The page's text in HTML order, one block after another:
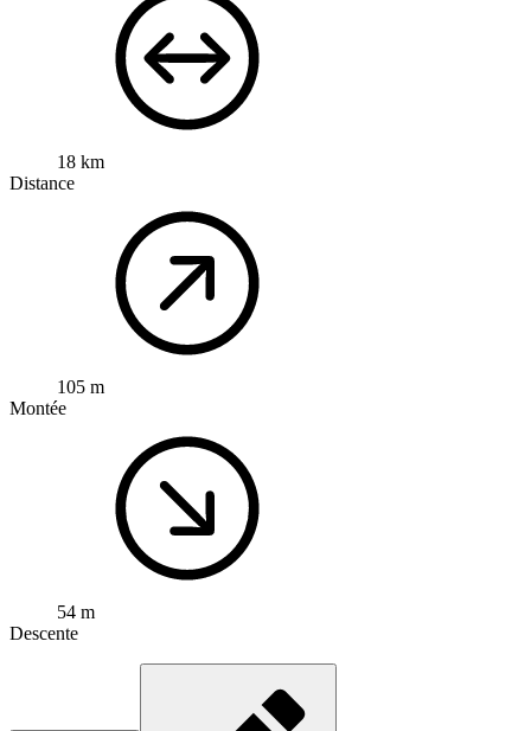
18 km
Distance
105 m
Montée
54 m
Descente